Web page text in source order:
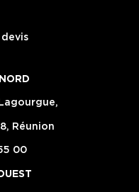
Réunion
00